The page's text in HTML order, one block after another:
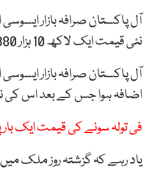
نئی قیمت ایک لاکھ 10 ہزار 880 روپے ہو گئی۔
اضافہ ہوا جس کے بعد اس کی نئی قیمت94 ہزار
فی تولہ سونے کی قیمت ایک
یاد رہے کہ گزشتہ روز ملک